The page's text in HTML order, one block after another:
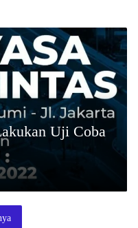
Uji Coba